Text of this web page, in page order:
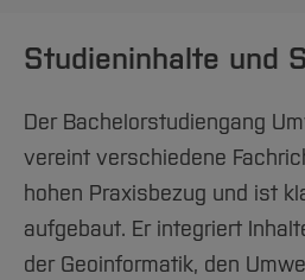
Studieninhalte und
Der Bachelorstudiengang
vereint verschiedene
hohen Praxisbezug und ist
aufgebaut. Er integriert
der Geoinformatik, den